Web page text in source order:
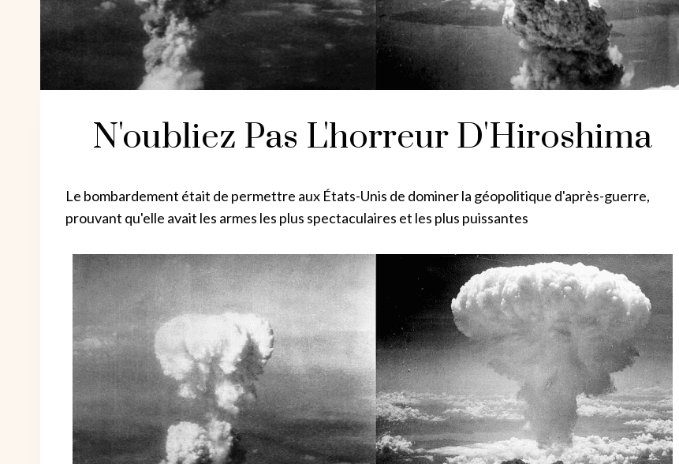
N'oubliez Pas L'horreur D'Hiroshima
Le bombardement était de permettre aux États-Unis de dominer la géopolitique d'après-guerre,
prouvant qu'elle avait les armes les plus spectaculaires et les plus puissantes